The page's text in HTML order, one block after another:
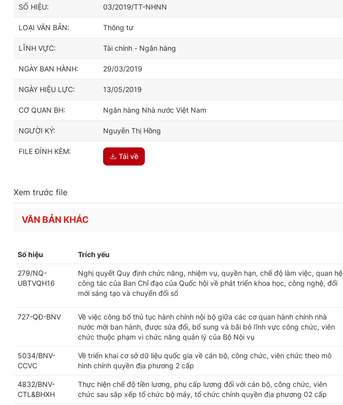
SỐ HIỆU: 03/2019/TT-NHNN
LOẠI VĂN BẢN: Thông tư
LĨNH VỰC: Tài chính - Ngân hàng
NGÀY BAN HÀNH: 29/03/2019
NGÀY HIỆU LỰC: 13/05/2019
CƠ QUAN BH: Ngân hàng Nhà nước Việt Nam
NGƯỜI KÝ: Nguyễn Thị Hồng
FILE ĐÍNH KÈM:
Tải về
Xem trước file
VĂN BẢN KHÁC
Số hiệu Trích yếu
279/NQ-
UBTVQH16
Nghị quyết Quy định chức năng, nhiệm vụ, quyền hạn, chế độ làm việc, quan hệ
công tác của Ban Chỉ đạo của Quốc hội về phát triển khoa học, công nghệ, đổi
mới sáng tạo và chuyển đổi số
727-QĐ-BNV
Về việc công bố thủ tục hành chính nội bộ giữa các cơ quan hành chính nhà
nước mới ban hành, được sửa đổi, bổ sung và bãi bỏ lĩnh vực công chức, viên
chức thuộc phạm vi chức năng quản lý của Bộ Nội vụ
5034/BNV-
CCVC
Về triển khai cơ sở dữ liệu quốc gia về cán bộ, công chức, viên chức theo mô
hình chính quyền địa phương 2 cấp
4832/BNV-
CTL&BHXH
Thực hiện chế độ tiền lương, phụ cấp lương đối với cán bộ, công chức, viên
chức sau sắp xếp tổ chức bộ máy, tổ chức chính quyền địa phương 02 cấp